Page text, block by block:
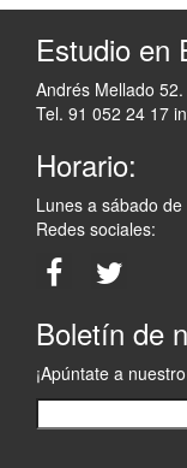
Estudio en
Andrés Mellado
Tel. 91 052 24 17
Horario:
Lunes a sábado
Redes sociales:
Boletín de
¡Apúntate a